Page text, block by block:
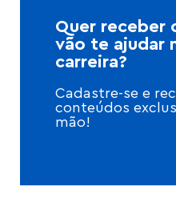
Quer receber
vão te ajudar
carreira?
Cadastre-se e
conteúdos
mão!